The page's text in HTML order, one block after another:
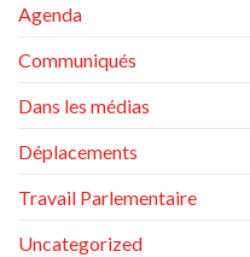
Agenda
Communiqués
Dans les médias
Déplacements
Travail Parlementaire
Uncategorized